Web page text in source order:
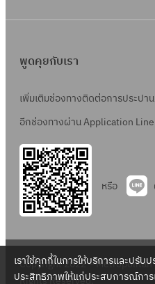
พูดคุยกับเรา
เพิ่มเติมช่องทางติดต่อการประปา
อีกช่องทางผ่าน Application Line
หรือ
Copyright 2022 –
เราใช้คุกกี้ในการให้บริการและปรับ
ประสิทธิภาพให้แก่ประสบการณ์กา